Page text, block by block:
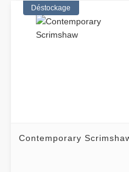
Déstockage
Contemporary